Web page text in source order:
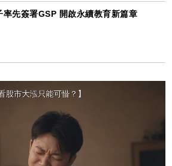
率先簽署GSP 開啟永續教育新篇章